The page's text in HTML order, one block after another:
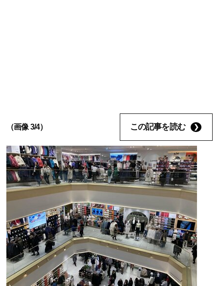
（画像 3/4） この記事を読む